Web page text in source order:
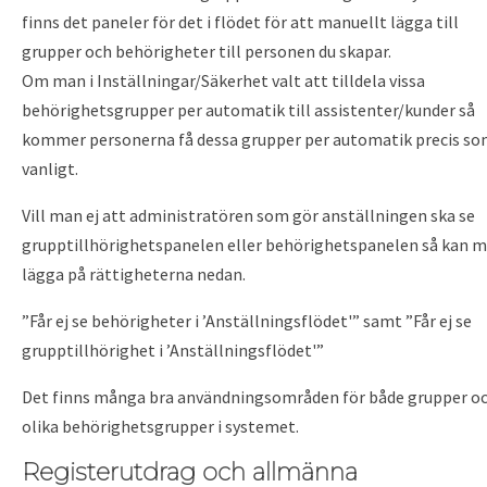
finns det paneler för det i flödet för att manuellt lägga till
grupper och behörigheter till personen du skapar.
Om man i Inställningar/Säkerhet valt att tilldela vissa
behörighetsgrupper per automatik till assistenter/kunder så
kommer personerna få dessa grupper per automatik precis
vanligt.
Vill man ej att administratören som gör anställningen ska se
grupptillhörighetspanelen eller behörighetspanelen så kan
lägga på rättigheterna nedan.
”Får ej se behörigheter i ’Anställningsflödet'” samt ”Får ej se
grupptillhörighet i ’Anställningsflödet'”
Det finns många bra användningsområden för både grupper
olika behörighetsgrupper i systemet.
Registerutdrag och allmänna